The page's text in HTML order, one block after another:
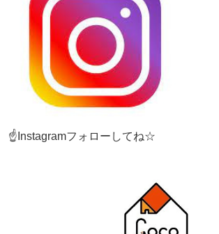
☝Instagramフォローしてね☆